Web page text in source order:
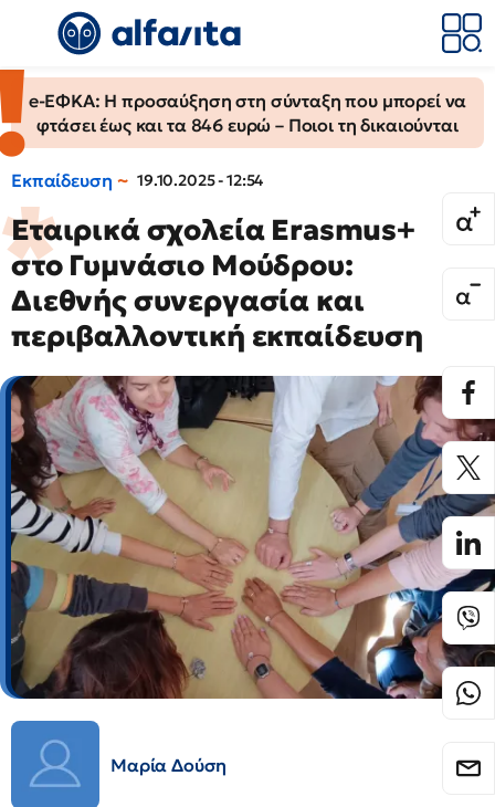
e-ΕΦΚΑ: Η προσαύξηση στη σύνταξη που μπορεί να
φτάσει έως και τα 846 ευρώ – Ποιοι τη δικαιούνται
Εκπαίδευση 19.10.2025 - 12:54
Εταιρικά σχολεία Erasmus+
στο Γυμνάσιο Μούδρου:
Διεθνής συνεργασία και
περιβαλλοντική εκπαίδευση
Μαρία Δούση